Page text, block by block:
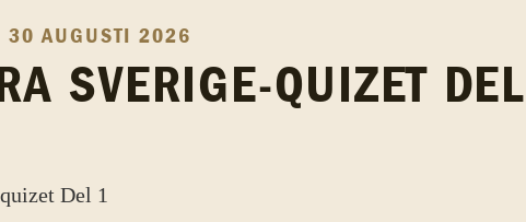
30 AUGUSTI 2026
SVERIGE-QUIZET